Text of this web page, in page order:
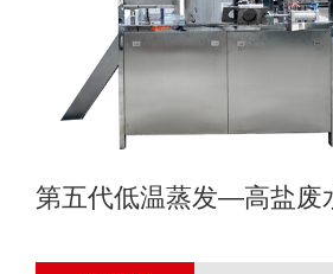
第五代低温蒸发—高盐废